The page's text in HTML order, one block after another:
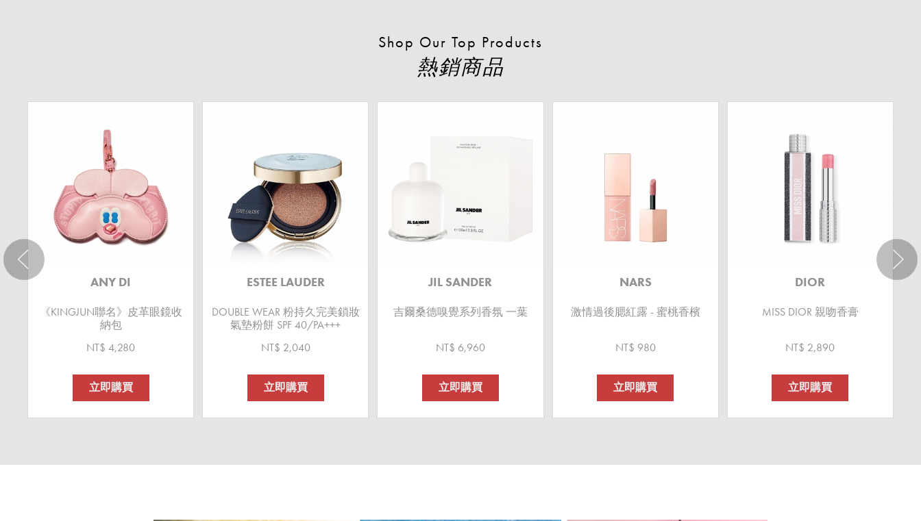
Shop Our Top Products
熱銷商品
ANY DI
《KINGJUN聯名》皮革眼鏡收
納包
NT$ 4,280
立即購買
ESTEE LAUDER
DOUBLE WEAR 粉持久完美鎖妝
氣墊粉餅 SPF 40/PA+++
NT$ 2,040
立即購買
JIL SANDER
吉爾桑德嗅覺系列香氛 一葉
NT$ 6,960
立即購買
NARS
激情過後腮紅露 - 蜜桃香檳
NT$ 980
立即購買
DIOR
MISS DIOR 親吻香膏
NT$ 2,890
立即購買